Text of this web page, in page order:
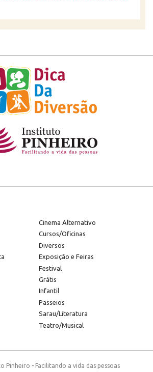
Cinema Alternativo
Cursos/Oficinas
Diversos
Exposição e Feiras
Festival
Grátis
Infantil
Passeios
Sarau/Literatura
Teatro/Musical
Pinheiro - Facilitando a vida das pessoas